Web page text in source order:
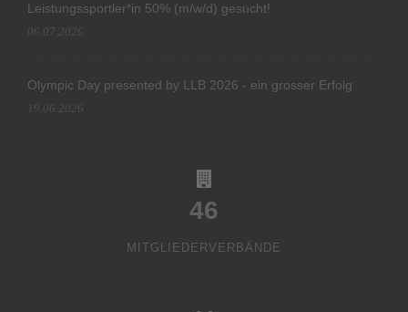
Leistungssportler*in 50% (m/w/d) gesucht!
06.07.2026
Olympic Day presented by LLB 2026 - ein grosser Erfolg
19.06.2026
46
MITGLIEDERVERBÄNDE